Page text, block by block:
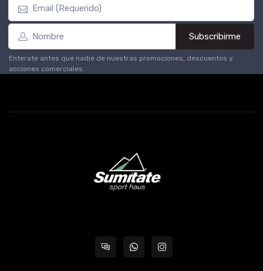
Subscribirme
Enterate antes que nadie de nuestras promociones, descuentos y
acciones comerciales.